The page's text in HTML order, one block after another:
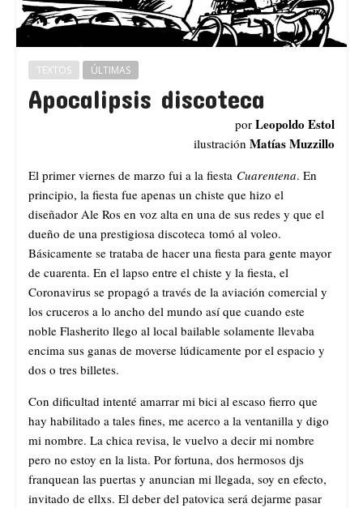
TEXTOS ÚLTIMAS
Apocalipsis discoteca
porLeopoldo Estol
ilustración Matías Muzzillo
El primer viernes de marzo fui a la fiesta Cuarentena. En
principio, la fiesta fue apenas un chiste que hizo el
diseñador Ale Ros en voz alta en una de sus redes y que el
dueño de una prestigiosa discoteca tomó al voleo.
Básicamente se trataba de hacer una fiesta para gente mayor
de cuarenta. En el lapso entre el chiste y la fiesta, el
Coronavirus se propagó a través de la aviación comercial y
los cruceros a lo ancho del mundo así que cuando este
noble Flasherito llego al local bailable solamente llevaba
encima sus ganas de moverse lúdicamente por el espacio y
dos o tres billetes.
Con dificultad intenté amarrar mi bici al escaso fierro que
hay habilitado a tales fines, me acerco a la ventanilla y digo
mi nombre. La chica revisa, le vuelvo a decir mi nombre
pero no estoy en la lista. Por fortuna, dos hermosos djs
franquean las puertas y anuncian mi llegada, soy en efecto,
invitado de ellxs. El deber del patovica será dejarme pasar